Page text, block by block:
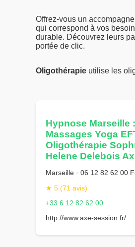
Offrez-vous un
qui correspond à vos
durable. Découvrez leurs
portée de clic.
Oligothérapie utilise les
Hypnose Marseille
Massages Yoga
Oligothérapie
Helene Delebois
Marseille · 06 12 82 62 00
★ 5 (71 avis)
+33 6 12 82 62 00
http://www.axe-session.fr/